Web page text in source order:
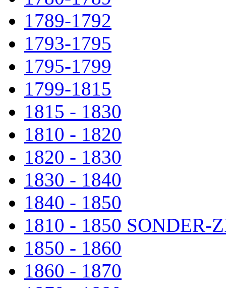
1789-1792
1793-1795
1795-1799
1799-1815
1815 - 1830
1810 - 1820
1820 - 1830
1830 - 1840
1840 - 1850
1810 - 1850 SONDER-
1850 - 1860
1860 - 1870